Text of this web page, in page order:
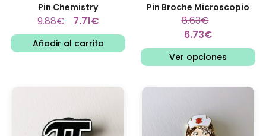
Pin Chemistry
9.88€ 7.71€
Añadir al carrito
Pin Broche Microscopio
8.63€
6.73€
Ver opciones